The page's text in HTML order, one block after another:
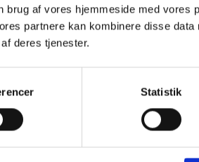
af vores hjemmeside med vores
partnere kan kombinere disse
deres tjenester.
Statistik